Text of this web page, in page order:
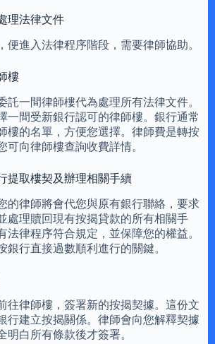
理法律文件
便進入法律程序階段，需要律師協助。
樓
託一間律師樓代為處理所有法律文件。
一間受新銀行認可的律師樓。銀行通常
樓的名單，方便您選擇。律師費是轉按
可向律師樓查詢收費詳情。
提取樓契及辦理相關手續
的律師將會代您與原有銀行聯絡，要求
處理贖回現有按揭貸款的所有相關手
法律程序符合規定，並保障您的權益。
銀行直接過數順利進行的關鍵。
往律師樓，簽署新的按揭契據。這份文
行建立按揭關係。律師會向您解釋契據
明白所有條款後才簽署。